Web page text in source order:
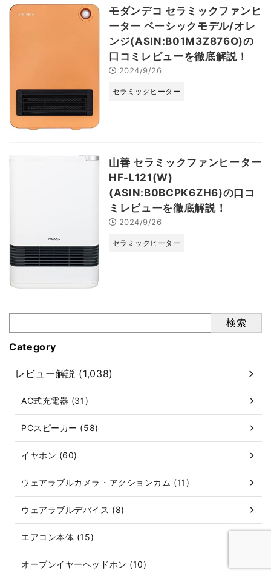
モダンデコ セラミックファンヒ
ーター ベーシックモデル/オレ
ンジ(ASIN:B01M3Z876O)の
口コミレビューを徹底解説！
2024/9/26
セラミックヒーター
山善 セラミックファンヒーター
HF-L121(W)
(ASIN:B0BCPK6ZH6)の口コ
ミレビューを徹底解説！
2024/9/26
セラミックヒーター
検索
Category
レビュー解説 (1,038)
AC式充電器 (31)
PCスピーカー (58)
イヤホン (60)
ウェアラブルカメラ・アクションカム (11)
ウェアラブルデバイス (8)
エアコン本体 (15)
オープンイヤーヘッドホン (10)